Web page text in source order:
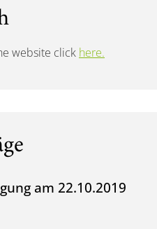
website click here.
am 22.10.2019